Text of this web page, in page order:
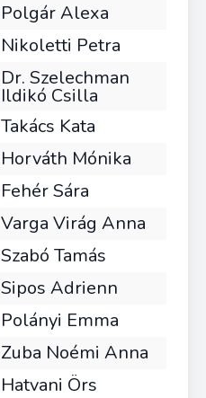
Polgár Alexa
Nikoletti Petra
Dr. Szelechman
Ildikó Csilla
Takács Kata
Horváth Mónika
Fehér Sára
Varga Virág Anna
Szabó Tamás
Sipos Adrienn
Polányi Emma
Zuba Noémi Anna
Hatvani Örs